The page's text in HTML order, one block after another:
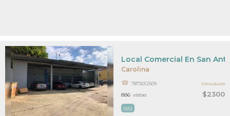
Carolina
$2300
Local Comercial En San
7875012609
MAS
886 vistas
PR14434218